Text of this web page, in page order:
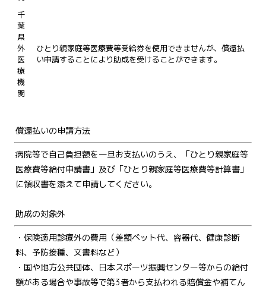
千
葉
県
外
医
療
機
関
ひとり親家庭等医療費等受給券を使用できませんが、償還払
い申請することにより助成を受けることができます。
償還払いの申請方法
病院等で自己負担額を一旦お支払いのうえ、「ひとり親家庭等
医療費等給付申請書」及び「ひとり親家庭等医療費等計算書」
に領収書を添えて申請してください。
助成の対象外
・保険適用診療外の費用（差額ベット代、容器代、健康診断
料、予防接種、文書料など）
・国や地方公共団体、日本スポーツ振興センター等からの給付
額がある場合や事故等で第3者から支払われる賠償金や補てん